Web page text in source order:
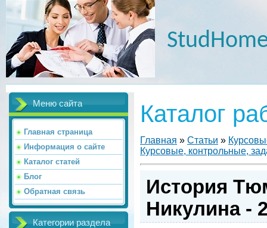
Меню сайта
Главная страница
Информация о сайте
Каталог статей
Блог
Обратная связь
Категории раздела
Каталог
Главная » Статьи »
Курсовые, контрольные,
История
Никулина -